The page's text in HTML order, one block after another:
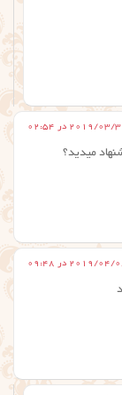
03/30 در 02:54
میدید؟
04/08 در 09:48